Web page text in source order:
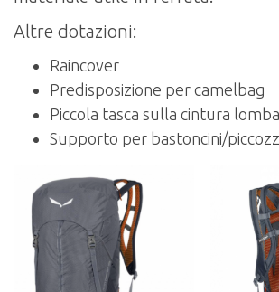
Altre dotazioni:
Raincover
Predisposizione per camelbag
Piccola tasca sulla cintura
Supporto per bastoncini/